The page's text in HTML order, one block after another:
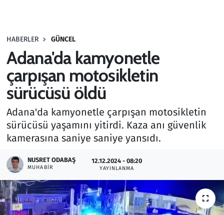
HABERLER GÜNCEL
Adana'da kamyonetle
çarpışan motosikletin
sürücüsü öldü
Adana'da kamyonetle çarpışan motosikletin
sürücüsü yaşamını yitirdi. Kaza anı güvenlik
kamerasına saniye saniye yansıdı.
NUSRET ODABAŞ
MUHABIR
12.12.2024 - 08:20
YAYINLANMA
Haber
Kurumsal Haberler
Lezzet Durağı
Memur ve Kamu
Otomobil
Oyun